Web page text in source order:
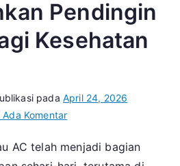
Pendingin
Kesehatan
pada April 24, 2026
Komentarpada
Jarang
AC telah menjadi bagian